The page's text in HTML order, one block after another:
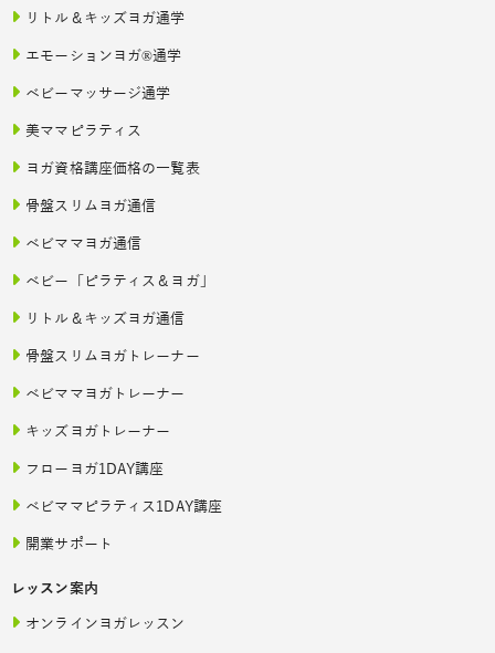
リトル＆キッズヨガ通学
エモーションヨガ®通学
ベビーマッサージ通学
美ママピラティス
ヨガ資格講座価格の一覧表
骨盤スリムヨガ通信
ベビママヨガ通信
ベビー「ピラティス＆ヨガ」
リトル＆キッズヨガ通信
骨盤スリムヨガトレーナー
ベビママヨガトレーナー
キッズヨガトレーナー
フローヨガ1DAY講座
ベビママピラティス1DAY講座
開業サポート
レッスン案内
オンラインヨガレッスン